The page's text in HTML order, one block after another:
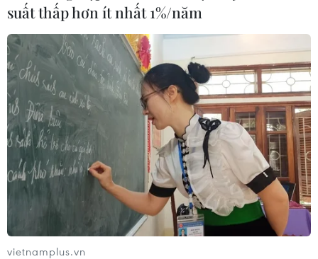
suất thấp hơn ít nhất 1%/năm
vietnamplus.vn